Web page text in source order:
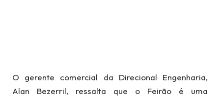
O gerente comercial da Direcional Engenharia,
Alan Bezerril, ressalta que o Feirão é uma